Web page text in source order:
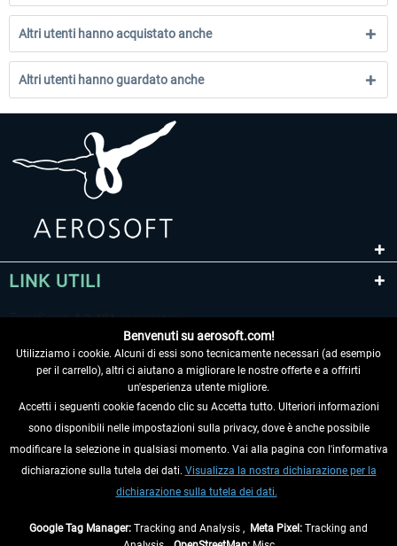
Altri utenti hanno acquistato anche
Altri utenti hanno guardato anche
LINK UTILI
RECEDERE DAL CONTRATTO
INFORMAZIONI
Benvenuti su aerosoft.com!
Utilizziamo i cookie. Alcuni di essi sono tecnicamente necessari (ad esempio
per il carrello), altri ci aiutano a migliorare le nostre offerte e a offrirti
un'esperienza utente migliore.
Accetti i seguenti cookie facendo clic su Accetta tutto. Ulteriori informazioni
sono disponibili nelle impostazioni sulla privacy, dove è anche possibile
modificare la selezione in qualsiasi momento. Vai alla pagina con l'informativa
dichiarazione sulla tutela dei dati. Visualizza la nostra dichiarazione per la
dichiarazione sulla tutela dei dati.
Google Tag Manager: Tracking and Analysis , Meta Pixel: Tracking and